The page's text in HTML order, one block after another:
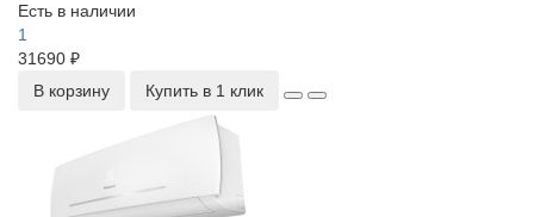
Есть в наличии
1
31690 ₽
В корзину
Купить в 1 клик